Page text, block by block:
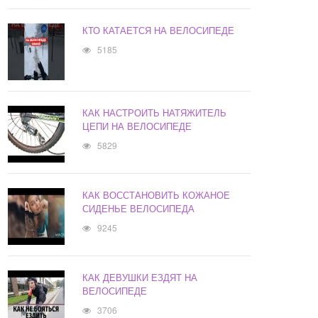
КТО КАТАЕТСЯ НА ВЕЛОСИПЕДЕ
5185
КАК НАСТРОИТЬ НАТЯЖИТЕЛЬ
ЦЕПИ НА ВЕЛОСИПЕДЕ
5829
КАК ВОССТАНОВИТЬ КОЖАНОЕ
СИДЕНЬЕ ВЕЛОСИПЕДА
9245
КАК ДЕВУШКИ ЕЗДЯТ НА
ВЕЛОСИПЕДЕ
3706